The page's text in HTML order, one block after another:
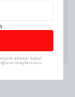
almayı kabul
onaylarsınız.